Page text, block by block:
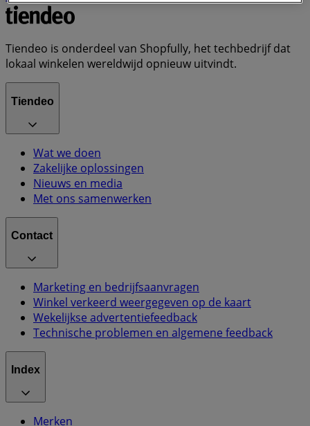
Tiendeo is onderdeel van Shopfully, het techbedrijf dat
lokaal winkelen wereldwijd opnieuw uitvindt.
Tiendeo
Wat we doen
Zakelijke oplossingen
Nieuws en media
Met ons samenwerken
Contact
Marketing en bedrijfsaanvragen
Winkel verkeerd weergegeven op de kaart
Wekelijkse advertentiefeedback
Technische problemen en algemene feedback
Index
Merken